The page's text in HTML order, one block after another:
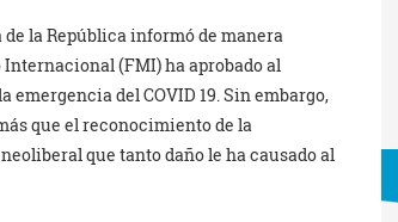
la República informó de manera
(FMI) ha aprobado al
del COVID 19. Sin embargo,
que el reconocimiento de la
que tanto daño le ha causado al